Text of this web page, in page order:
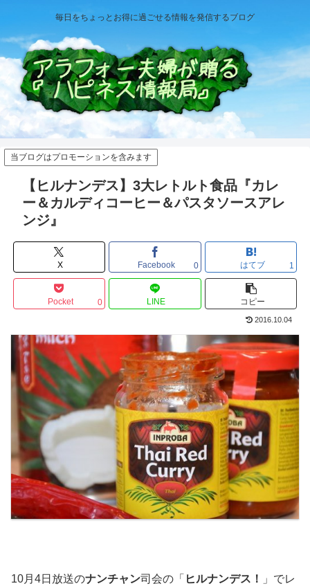
毎日をちょっとお得に過ごせる情報を発信するブログ
当ブログはプロモーションを含みます
【ヒルナンデス】3大レトルト食品『カレ
ー＆カルディコーヒー＆パスタソースアレ
ンジ』
X Facebook 0 はてブ 1
Pocket 0 LINE コピー
2016.10.04
10月4日放送のナンチャン司会の「 ヒルナンデス！
」でレ